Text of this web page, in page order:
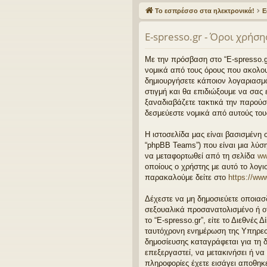
γο
ρε
ς
συ
νδ
έσ
εις
Το εσπρέσσο στα ηλεκτρονικά!
E-spresso.gr - Όροι
Με την πρόσβαση στο “E-
νομικά από τους όρους που
δημιουργήσετε κάποιον
στιγμή και θα επιδιώξουμε να
ξαναδιαβάζετε τακτικά την
δεσμεύεστε νομικά από αυτούς
Η ιστοσελίδα μας είναι βασισμένη
“phpBB Teams”) που είναι μια
να μεταφορτωθεί από τη σελίδα
οποίους ο χρήστης με αυτό το
παρακαλούμε δείτε στο https://
Δέχεστε να μη δημοσιεύετε
σεξουαλικά προσανατολισμένο ή
το “E-spresso.gr”, είτε το Διεθνές
ταυτόχρονη ενημέρωση της
δημοσίευσης καταγράφεται για
επεξεργαστεί, να μετακινήσει ή
πληροφορίες έχετε εισάγει